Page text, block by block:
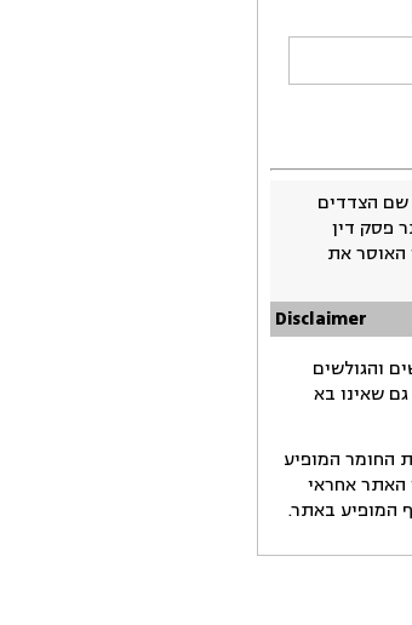
הצדדים
פסק דין
האוסר את
Disclaimer
והגולשים
שאינו בא
החומר המופיע
האתר אחראי
המופיע באתר.